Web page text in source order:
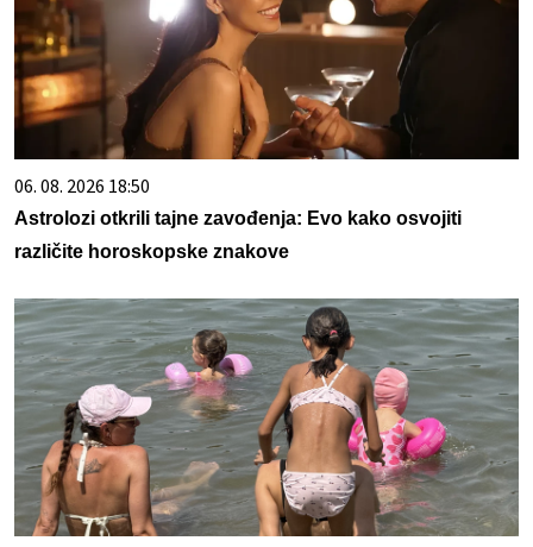
06. 08. 2026 18:50
Astrolozi otkrili tajne zavođenja: Evo kako osvojiti
različite horoskopske znakove